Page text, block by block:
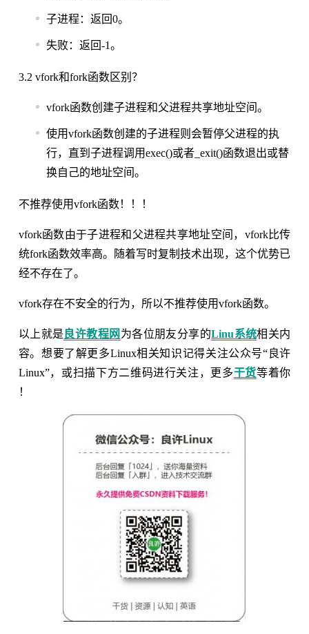
子进程：返回0。
失败：返回-1。
3.2 vfork和fork函数区别？
vfork函数创建子进程和父进程共享地址空间。
使用vfork函数创建的子进程则会暂停父进程的执
行，直到子进程调用exec()或者_exit()函数退出或替
换自己的地址空间。
不推荐使用vfork函数！！！
vfork函数由于子进程和父进程共享地址空间，vfork比传
统fork函数效率高。随着写时复制技术出现，这个优势已
经不存在了。
vfork存在不安全的行为，所以不推荐使用vfork函数。
以上就是 良许教程网 为各位朋友分享的Linu系统相关内
容。想要了解更多Linux相关知识记得关注公众号“良许
Linux”，或扫描下方二维码进行关注，更多干货等着你
！